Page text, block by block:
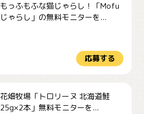
もっふもふな猫じゃらし！「Mofu
じゃらし」の無料モニターを...
応募する
花畑牧場「トロリーヌ 北海道鮭
25g×2本」無料モニターを...